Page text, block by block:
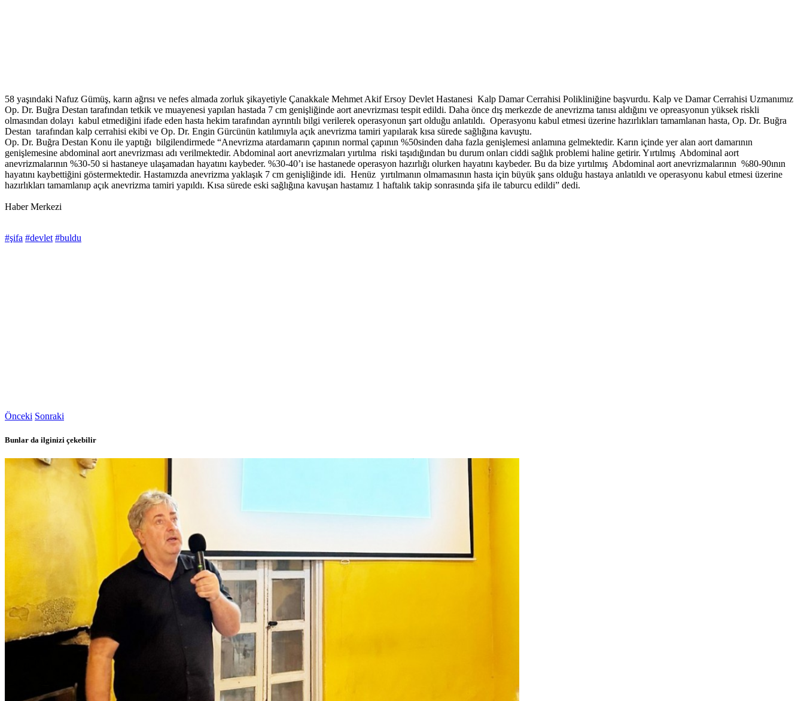
58 yaşındaki Nafuz Gümüş, karın ağrısı ve nefes almada zorluk şikayetiyle Çanakkale Mehmet Akif Ersoy Devlet Hastanesi Kalp Damar Cerrahisi Polikliniğine başvurdu. Kalp ve Damar Cerrahisi Uzmanımız
Op. Dr. Buğra Destan tarafından tetkik ve muayenesi yapılan hastada 7 cm genişliğinde aort anevrizması tespit edildi. Daha önce dış merkezde de anevrizma tanısı aldığını ve opreasyonun yüksek riskli
olmasından dolayı kabul etmediğini ifade eden hasta hekim tarafından ayrıntılı bilgi verilerek operasyonun şart olduğu anlatıldı. Operasyonu kabul etmesi üzerine hazırlıkları tamamlanan hasta, Op. Dr. Buğra
Destan tarafından kalp cerrahisi ekibi ve Op. Dr. Engin Gürcünün katılımıyla açık anevrizma tamiri yapılarak kısa sürede sağlığına kavuştu.
Op. Dr. Buğra Destan Konu ile yaptığı bilgilendirmede “Anevrizma atardamarın çapının normal çapının %50sinden daha fazla genişlemesi anlamına gelmektedir. Karın içinde yer alan aort damarının
genişlemesine abdominal aort anevrizması adı verilmektedir. Abdominal aort anevrizmaları yırtılma riski taşıdığından bu durum onları ciddi sağlık problemi haline getirir. Yırtılmış Abdominal aort
anevrizmalarının %30-50 si hastaneye ulaşamadan hayatını kaybeder. %30-40’ı ise hastanede operasyon hazırlığı olurken hayatını kaybeder. Bu da bize yırtılmış Abdominal aort anevrizmalarının %80-90ının
hayatını kaybettiğini göstermektedir. Hastamızda anevrizma yaklaşık 7 cm genişliğinde idi. Henüz yırtılmanın olmamasının hasta için büyük şans olduğu hastaya anlatıldı ve operasyonu kabul etmesi üzerine
hazırlıkları tamamlanıp açık anevrizma tamiri yapıldı. Kısa sürede eski sağlığına kavuşan hastamız 1 haftalık takip sonrasında şifa ile taburcu edildi” dedi.
Haber Merkezi
#şifa #devlet #buldu
Önceki Sonraki
Bunlar da ilginizi çekebilir